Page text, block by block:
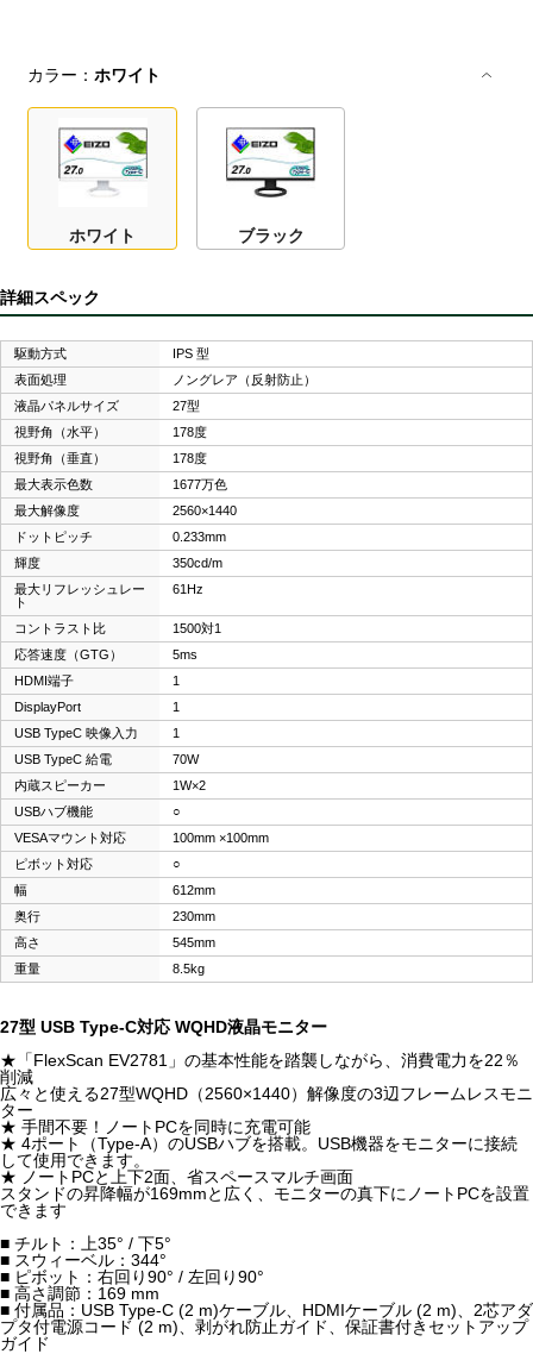
カラー：ホワイト
ホワイト ブラック
詳細スペック
駆動方式
IPS 型
表面処理
ノングレア（反射防止）
液晶パネルサイズ
27型
視野角（水平）
178度
視野角（垂直）
178度
最大表示色数
1677万色
最大解像度
2560×1440
ドットピッチ
0.233mm
輝度
350cd/m
最大リフレッシュレー
ト
61Hz
コントラスト比
1500対1
応答速度（GTG）
5ms
HDMI端子
1
DisplayPort
1
USB TypeC 映像入力
1
USB TypeC 給電
70W
内蔵スピーカー
1W×2
USBハブ機能
○
VESAマウント対応
100mm ×100mm
ピボット対応
○
幅
612mm
奥行
230mm
高さ
545mm
重量
8.5kg
27型 USB Type-C対応 WQHD液晶モニター
★「FlexScan EV2781」の基本性能を踏襲しながら、消費電力を22％
削減
広々と使える27型WQHD（2560×1440）解像度の3辺フレームレスモニ
ター
★ 手間不要！ノートPCを同時に充電可能
★ 4ポート（Type-A）のUSBハブを搭載。USB機器をモニターに接続
して使用できます。
★ ノートPCと上下2面、省スペースマルチ画面
スタンドの昇降幅が169mmと広く、モニターの真下にノートPCを設置
できます
■ チルト：上35° / 下5°
■ スウィーベル：344°
■ ピボット：右回り90° / 左回り90°
■ 高さ調節：169 mm
■ 付属品：USB Type-C (2 m)ケーブル、HDMIケーブル (2 m)、2芯アダ
プタ付電源コード (2 m)、剥がれ防止ガイド、保証書付きセットアップ
ガイド